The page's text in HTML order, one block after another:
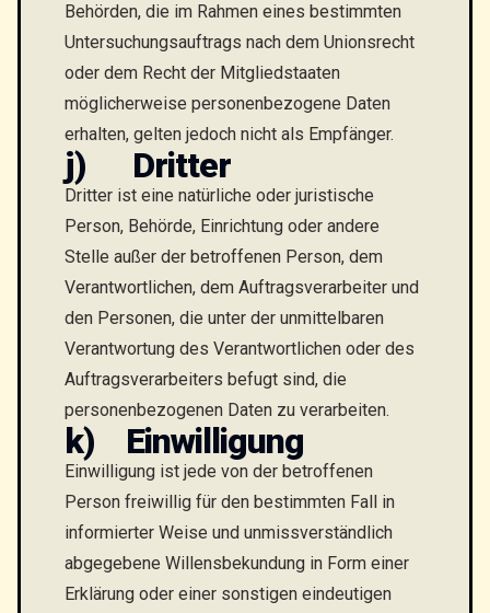
Behörden, die im Rahmen eines bestimmten
Untersuchungsauftrags nach dem Unionsrecht
oder dem Recht der Mitgliedstaaten
möglicherweise personenbezogene Daten
erhalten, gelten jedoch nicht als Empfänger.
j) Dritter
Dritter ist eine natürliche oder juristische
Person, Behörde, Einrichtung oder andere
Stelle außer der betroffenen Person, dem
Verantwortlichen, dem Auftragsverarbeiter und
den Personen, die unter der unmittelbaren
Verantwortung des Verantwortlichen oder des
Auftragsverarbeiters befugt sind, die
personenbezogenen Daten zu verarbeiten.
k) Einwilligung
Einwilligung ist jede von der betroffenen
Person freiwillig für den bestimmten Fall in
informierter Weise und unmissverständlich
abgegebene Willensbekundung in Form einer
Erklärung oder einer sonstigen eindeutigen